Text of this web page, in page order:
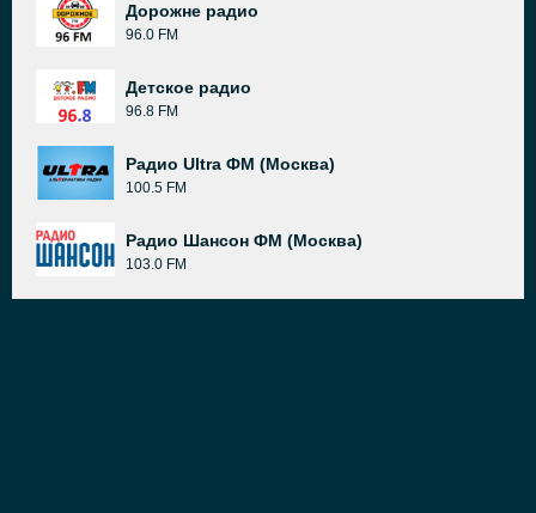
Дорожне радио
96.0 FM
Детское радио
96.8 FM
Радио Ultra ФМ (Москва)
100.5 FM
Радио Шансон ФМ (Москва)
103.0 FM